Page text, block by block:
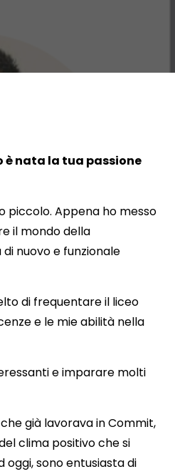
è nata la tua passione
piccolo. Appena ho messo
il mondo della
nuovo e funzionale
di frequentare il liceo
e le mie abilità nella
e imparare molti
già lavorava in Commit,
clima positivo che si
oggi, sono entusiasta di